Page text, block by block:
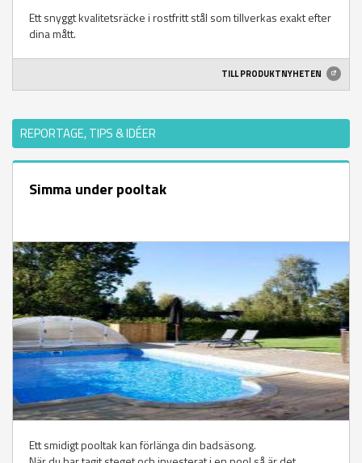
Ett snyggt kvalitetsräcke i rostfritt stål som tillverkas exakt efter
dina mått.
TILL PRODUKTNYHETEN
REPORTAGE, TIPS & IDÉER
Simma under pooltak
Ett smidigt pooltak kan förlänga din badsäsong.